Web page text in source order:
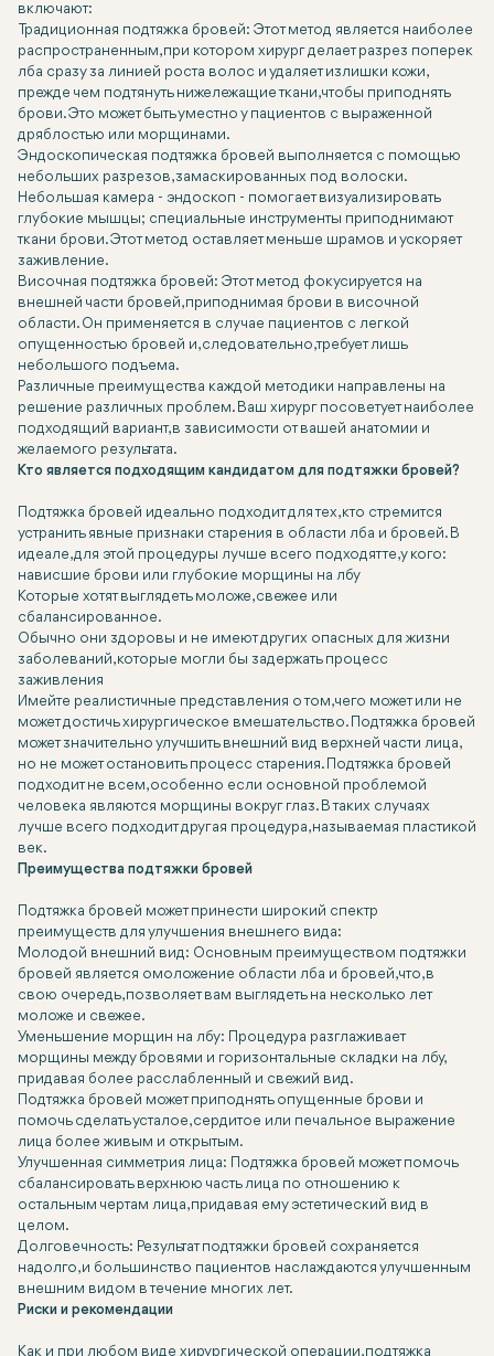
включают:
Традиционная подтяжка бровей: Этот метод является наиболее
распространенным, при котором хирург делает разрез поперек
лба сразу за линией роста волос и удаляет излишки кожи,
прежде чем подтянуть нижележащие ткани, чтобы приподнять
брови. Это может быть уместно у пациентов с выраженной
дряблостью или морщинами.
Эндоскопическая подтяжка бровей выполняется с помощью
небольших разрезов, замаскированных под волоски.
Небольшая камера - эндоскоп - помогает визуализировать
глубокие мышцы; специальные инструменты приподнимают
ткани брови. Этот метод оставляет меньше шрамов и ускоряет
заживление.
Височная подтяжка бровей: Этот метод фокусируется на
внешней части бровей, приподнимая брови в височной
области. Он применяется в случае пациентов с легкой
опущенностью бровей и, следовательно, требует лишь
небольшого подъема.
Различные преимущества каждой методики направлены на
решение различных проблем. Ваш хирург посоветует наиболее
подходящий вариант, в зависимости от вашей анатомии и
желаемого результата.
Кто является подходящим кандидатом для подтяжки бровей?
Подтяжка бровей идеально подходит для тех, кто стремится
устранить явные признаки старения в области лба и бровей. В
идеале, для этой процедуры лучше всего подходят те, у кого:
нависшие брови или глубокие морщины на лбу
Которые хотят выглядеть моложе, свежее или
сбалансированное.
Обычно они здоровы и не имеют других опасных для жизни
заболеваний, которые могли бы задержать процесс
заживления
Имейте реалистичные представления о том, чего может или не
может достичь хирургическое вмешательство. Подтяжка бровей
может значительно улучшить внешний вид верхней части лица,
но не может остановить процесс старения. Подтяжка бровей
подходит не всем, особенно если основной проблемой
человека являются морщины вокруг глаз. В таких случаях
лучше всего подходит другая процедура, называемая пластикой
век.
Преимущества подтяжки бровей
Подтяжка бровей может принести широкий спектр
преимуществ для улучшения внешнего вида:
Молодой внешний вид: Основным преимуществом подтяжки
бровей является омоложение области лба и бровей, что, в
свою очередь, позволяет вам выглядеть на несколько лет
моложе и свежее.
Уменьшение морщин на лбу: Процедура разглаживает
морщины между бровями и горизонтальные складки на лбу,
придавая более расслабленный и свежий вид.
Подтяжка бровей может приподнять опущенные брови и
помочь сделать усталое, сердитое или печальное выражение
лица более живым и открытым.
Улучшенная симметрия лица: Подтяжка бровей может помочь
сбалансировать верхнюю часть лица по отношению к
остальным чертам лица, придавая ему эстетический вид в
целом.
Долговечность: Результат подтяжки бровей сохраняется
надолго, и большинство пациентов наслаждаются улучшенным
внешним видом в течение многих лет.
Риски и рекомендации
Как и при любом виде хирургической операции, подтяжка